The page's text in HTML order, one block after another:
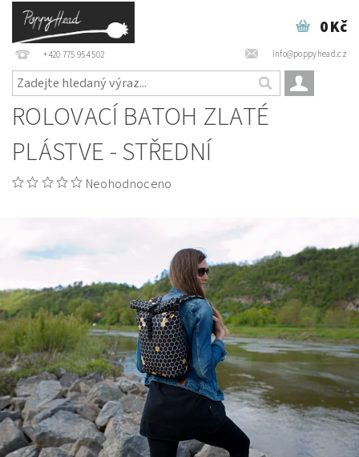
+420 775 954 502 info@poppyhead.cz
0 Kč
ROLOVACÍ BATOH ZLATÉ
PLÁSTVE - STŘEDNÍ
Neohodnoceno